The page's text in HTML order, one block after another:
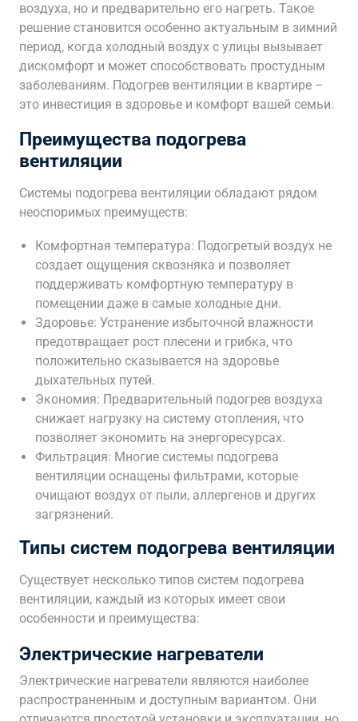
воздуха, но и предварительно его нагреть. Такое
решение становится особенно актуальным в зимний
период, когда холодный воздух с улицы вызывает
дискомфорт и может способствовать простудным
заболеваниям. Подогрев вентиляции в квартире –
это инвестиция в здоровье и комфорт вашей семьи.
Преимущества подогрева
вентиляции
Системы подогрева вентиляции обладают рядом
неоспоримых преимуществ:
Комфортная температура: Подогретый воздух не
создает ощущения сквозняка и позволяет
поддерживать комфортную температуру в
помещении даже в самые холодные дни.
Здоровье: Устранение избыточной влажности
предотвращает рост плесени и грибка, что
положительно сказывается на здоровье
дыхательных путей.
Экономия: Предварительный подогрев воздуха
снижает нагрузку на систему отопления, что
позволяет экономить на энергоресурсах.
Фильтрация: Многие системы подогрева
вентиляции оснащены фильтрами, которые
очищают воздух от пыли, аллергенов и других
загрязнений.
Типы систем подогрева вентиляции
Существует несколько типов систем подогрева
вентиляции, каждый из которых имеет свои
особенности и преимущества:
Электрические нагреватели
Электрические нагреватели являются наиболее
распространенным и доступным вариантом. Они